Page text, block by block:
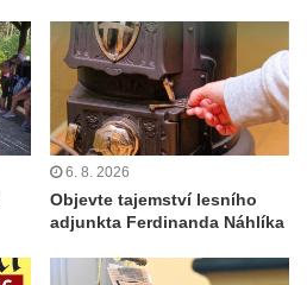
6. 8. 2026
Objevte tajemství lesního
adjunkta Ferdinanda Náhlíka